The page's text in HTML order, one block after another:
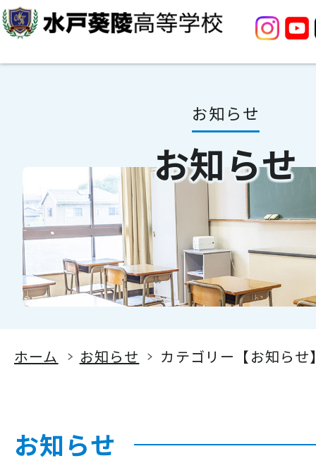
お知らせ
お知らせ
ホーム お知らせ カテゴリー【お知らせ
お知らせ